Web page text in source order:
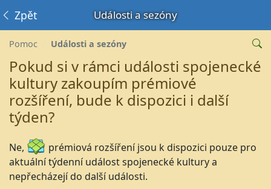
Události a sezóny
Zpět
Pomoc Události a sezóny
Pokud si v rámci události spojenecké
kultury zakoupím prémiové
rozšíření, bude k dispozici i další
týden?
Ne,
prémiová rozšíření jsou k dispozici pouze pro
aktuální týdenní událost spojenecké kultury a
nepřecházejí do další události.